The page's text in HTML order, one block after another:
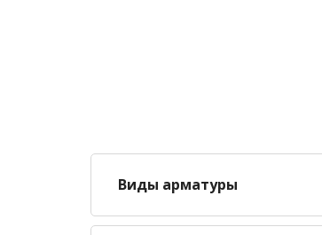
Виды арматуры